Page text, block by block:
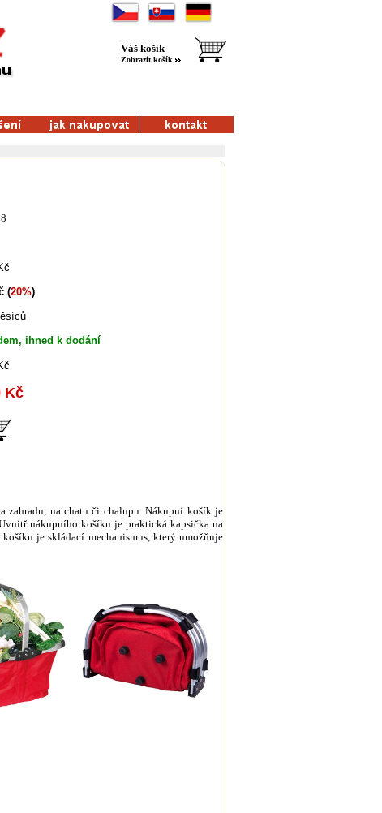
Váš košík
Zobrazit košík
(20%)
ihned k dodání
Kč
zahradu, na chatu či chalupu. Nákupní košík je
nákupního košíku je praktická kapsička na
je skládací mechanismus, který umožňuje